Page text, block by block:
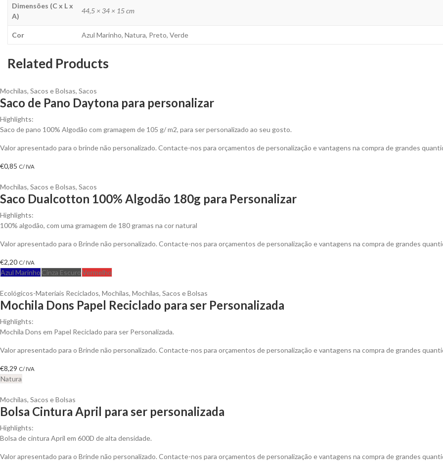
Dimensões (C x L x
A)
44,5 × 34 × 15 cm
Cor Azul Marinho, Natura, Preto, Verde
Related Products
Mochilas, Sacos e Bolsas, Sacos
Saco de Pano Daytona para personalizar
Highlights:
Saco de pano 100% Algodão com gramagem de 105 g/ m2, para ser personalizado ao seu gosto.
Valor apresentado para o brinde não personalizado. Contacte-nos para orçamentos de personalização e vantagens na compra de grandes
€0,85 C/ IVA
Mochilas, Sacos e Bolsas, Sacos
Saco Dualcotton 100% Algodão 180g para Personalizar
Highlights:
100% algodão, com uma gramagem de 180 gramas na cor natural
Valor apresentado para o Brinde não personalizado. Contacte-nos para orçamentos de personalização e vantagens na compra de grandes
€2,20 C/ IVA
Azul Marinho Cinza EscuroVermelho
Ecológicos-Materiais Reciclados, Mochilas, Mochilas, Sacos e Bolsas
Mochila Dons Papel Reciclado para ser Personalizada
Highlights:
Mochila Dons em Papel Reciclado para ser Personalizada.
Valor apresentado para o Brinde não personalizado. Contacte-nos para orçamentos de personalização e vantagens na compra de grandes
€8,29 C/ IVA
Natura
Mochilas, Sacos e Bolsas
Bolsa Cintura April para ser personalizada
Highlights:
Bolsa de cintura April em 600D de alta densidade.
Valor apresentado para o Brinde não personalizado. Contacte-nos para orçamentos de personalização e vantagens na compra de grandes